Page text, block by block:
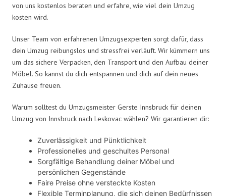
von uns kostenlos beraten und erfahre, wie viel dein Umzug
kosten wird.
Unser Team von erfahrenen Umzugsexperten sorgt dafür, dass
dein Umzug reibungslos und stressfrei verläuft. Wir kümmern uns
um das sichere Verpacken, den Transport und den Aufbau deiner
Möbel. So kannst du dich entspannen und dich auf dein neues
Zuhause freuen.
Warum solltest du Umzugsmeister Gerste Innsbruck für deinen
Umzug von Innsbruck nach Leskovac wählen? Wir garantieren dir:
Zuverlässigkeit und Pünktlichkeit
Professionelles und geschultes Personal
Sorgfältige Behandlung deiner Möbel und
persönlichen Gegenstände
Faire Preise ohne versteckte Kosten
Flexible Terminplanung, die sich deinen Bedürfnissen